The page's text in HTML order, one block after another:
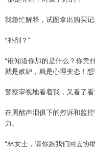
我急忙解释，试图拿出购买记
“补剂？”
“谁知道你加的是什么？你凭
就是嫉妒，就是心理变态！
警察审视地看着我，又看了看
在周酩声泪俱下的控诉和监
力。
“林女士，请你跟我们回去协